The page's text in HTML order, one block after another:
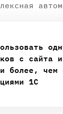
с сайта
более,
1С